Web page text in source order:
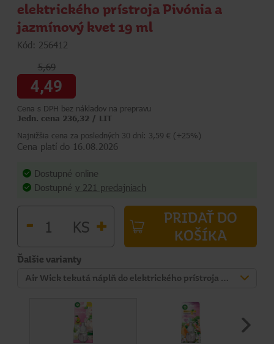
elektrického prístroja Pivónia a
jazmínový kvet 19 ml
Kód: 256412
5,69
4,49
Cena s DPH bez nákladov na prepravu
Jedn. cena 236,32 / LIT
Najnižšia cena za posledných 30 dní: 3,59 € (+25%)
Cena platí do 16.08.2026
Dostupné online
Dostupné v 221 predajniach
- KS +
PRIDAŤ DO
KOŠÍKA
Ďalšie varianty
Air Wick tekutá náplň do elektrického prístroja Pivónia a jazmínový kvet 19 ml